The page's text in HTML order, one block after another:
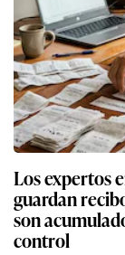
Los expertos
guardan
son
control